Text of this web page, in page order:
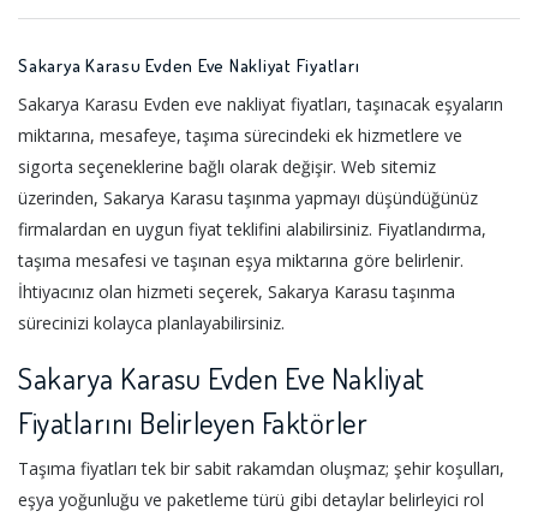
Sakarya Karasu Evden Eve Nakliyat Fiyatları
Sakarya Karasu Evden eve nakliyat fiyatları, taşınacak eşyaların
miktarına, mesafeye, taşıma sürecindeki ek hizmetlere ve
sigorta seçeneklerine bağlı olarak değişir. Web sitemiz
üzerinden, Sakarya Karasu taşınma yapmayı düşündüğünüz
firmalardan en uygun fiyat teklifini alabilirsiniz. Fiyatlandırma,
taşıma mesafesi ve taşınan eşya miktarına göre belirlenir.
İhtiyacınız olan hizmeti seçerek, Sakarya Karasu taşınma
sürecinizi kolayca planlayabilirsiniz.
Sakarya Karasu Evden Eve Nakliyat
Fiyatlarını Belirleyen Faktörler
Taşıma fiyatları tek bir sabit rakamdan oluşmaz; şehir koşulları,
eşya yoğunluğu ve paketleme türü gibi detaylar belirleyici rol